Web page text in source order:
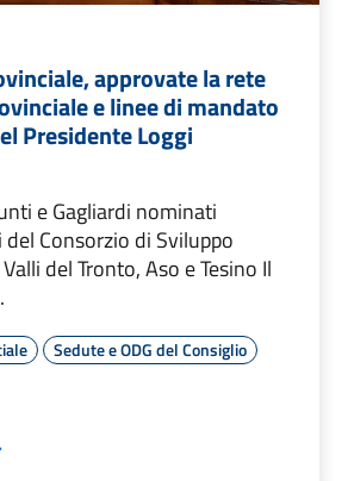
approvate la rete
e linee di mandato
Presidente Loggi
e Gagliardi nominati
Consorzio di Sviluppo
del Tronto, Aso e Tesino Il
Sedute e ODG del Consiglio